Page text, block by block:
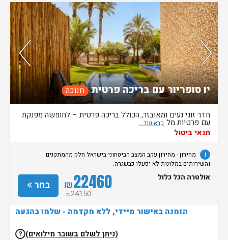
נותרו 5 חדרים אחרונים בממשק!
יו סופריור עם בריכה פרטית חנוכה
חדר זוגי נעים ומאובזר, הכולל בריכה פרטית – לחופשה מפנקת
עם פרטיות מל
תנאי ביטול
i מחירון- מחירון עקב המצב הביטחוני בישראל חלק מהמתקנים
והשירותים במלונות לא יפעלו כבשגרה.
בחר ₪22460
₪24150
אולטרה הכל כלול
הזמנה באישור מיידי, ללא מקדמה - שלמו בהגעה
(ניתן לשלם בשובר מילואים) ?